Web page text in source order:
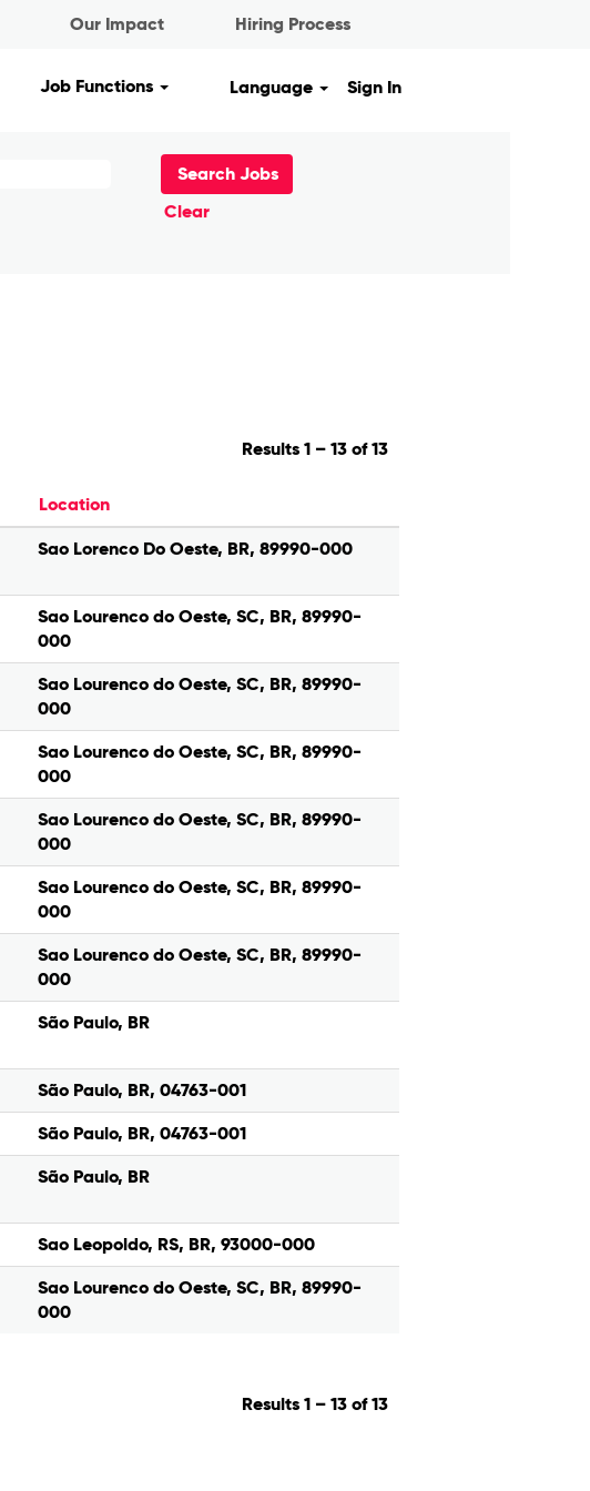
Our Impact Hiring Process
Job Functions Language Sign In
Clear
Results 1 – 13 of13
Location
Sao Lorenco Do Oeste, BR, 89990-000
Sao Lourenco do Oeste, SC, BR, 89990-
000
Sao Lourenco do Oeste, SC, BR, 89990-
000
Sao Lourenco do Oeste, SC, BR, 89990-
000
Sao Lourenco do Oeste, SC, BR, 89990-
000
Sao Lourenco do Oeste, SC, BR, 89990-
000
Sao Lourenco do Oeste, SC, BR, 89990-
000
São Paulo, BR
São Paulo, BR, 04763-001
São Paulo, BR, 04763-001
São Paulo, BR
Sao Leopoldo, RS, BR, 93000-000
Sao Lourenco do Oeste, SC, BR, 89990-
000
Results 1 – 13 of13